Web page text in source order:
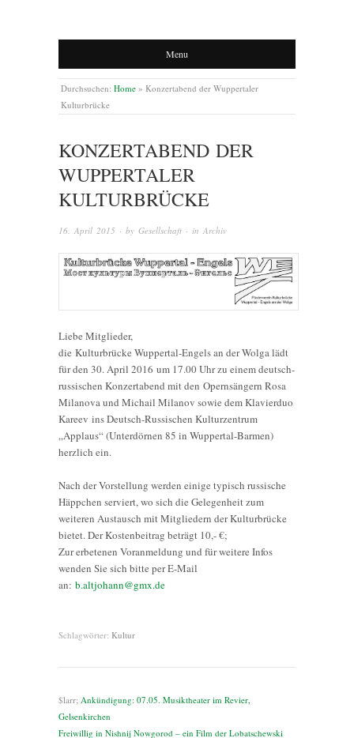
Menu
Durchsuchen: Home » Konzertabend der Wuppertaler
Kulturbrücke
KONZERTABEND DER
WUPPERTALER
KULTURBRÜCKE
16. April 2015 · by Gesellschaft · in Archiv
Liebe Mitglieder,
die Kulturbrücke Wuppertal-Engels an der Wolga lädt
für den 30. April 2016 um 17.00 Uhr zu einem deutsch-
russischen Konzertabend mit den Opernsängern Rosa
Milanova und Michail Milanov sowie dem Klavierduo
Kareev ins Deutsch-Russischen Kulturzentrum
„Applaus“ (Unterdörnen 85 in Wuppertal-Barmen)
herzlich ein.
Nach der Vorstellung werden einige typisch russische
Häppchen serviert, wo sich die Gelegenheit zum
weiteren Austausch mit Mitgliedern der Kulturbrücke
bietet. Der Kostenbeitrag beträgt 10,- €;
Zur erbetenen Voranmeldung und für weitere Infos
wenden Sie sich bitte per E-Mail
an: b.altjohann@gmx.de
Schlagwörter: Kultur
$larr; Ankündigung: 07.05. Musiktheater im Revier,
Gelsenkirchen
Freiwillig in Nishnij Nowgorod – ein Film der Lobatschewski